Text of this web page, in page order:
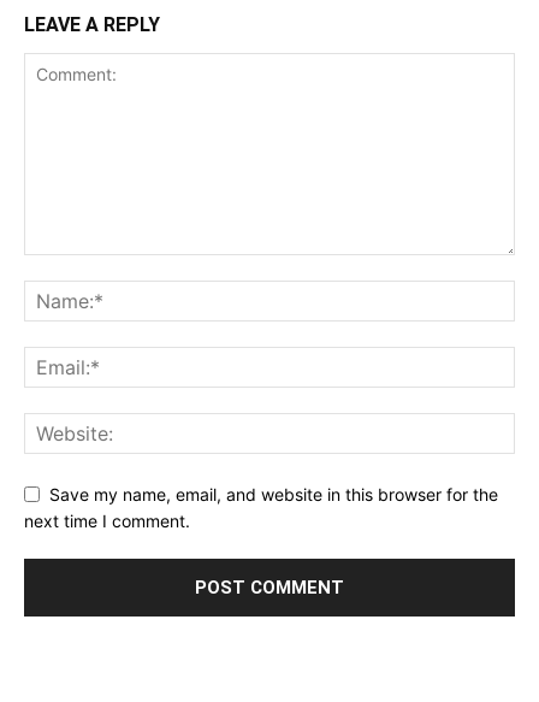
LEAVE A REPLY
Save my name, email, and website in this browser for the
next time I comment.